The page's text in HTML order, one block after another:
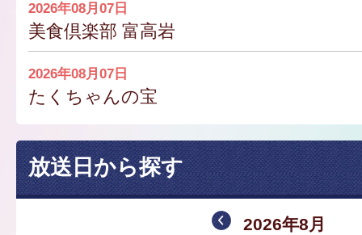
2026年08月07日
美食倶楽部 富高岩
2026年08月07日
たくちゃんの宝
放送日から探す
2026年8月